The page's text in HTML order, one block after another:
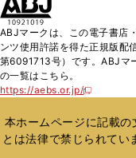
ABJマークは、この電子書店
ンツ使用許諾を得た正規版配
第6091713号）です。ABJマ
の一覧はこちら。
https://aebs.or.jp/
新
い
ウ
ィ
本ホームページに記載の
とは法律で禁じられてい